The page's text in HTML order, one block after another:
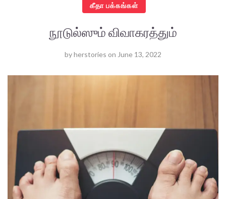
கீதா பக்கங்கள்
நூடுல்ஸும் விவாகரத்தும்
byherstories on June 13, 2022